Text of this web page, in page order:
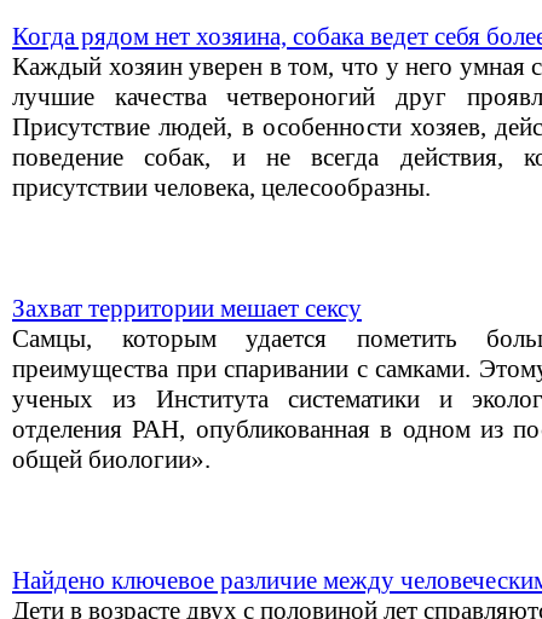
Когда рядом нет хозяина, собака ведет себя
Каждый хозяин уверен в том, что у него умная
лучшие качества четвероногий друг
Присутствие людей, в особенности хозяев,
поведение собак, и не всегда действия,
присутствии человека, целесообразны.
Захват территории мешает сексу
Самцы, которым удается пометить
преимущества при спаривании с самками.
ученых из Института систематики и
отделения РАН, опубликованная в одном из
общей биологии».
Найдено ключевое различие между
Дети в возрасте двух с половиной лет